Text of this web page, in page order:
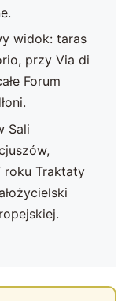
widok: taras
przy Via di
Forum
Sali
roku Traktaty